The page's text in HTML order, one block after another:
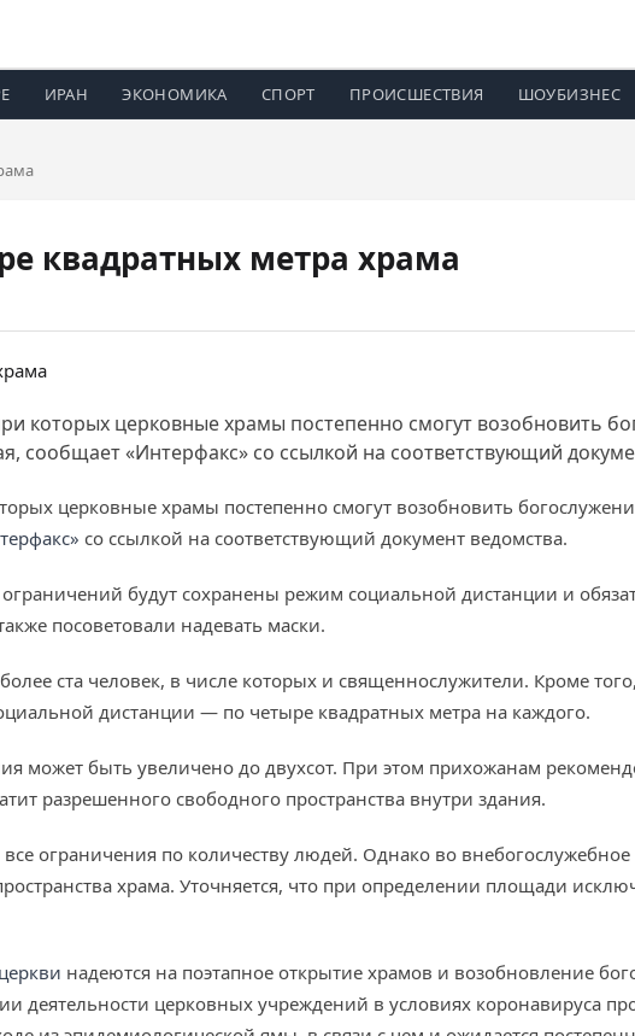
ИРАН ЭКОНОМИКА СПОРТ ПРОИСШЕСТВИЯ ШОУБИЗНЕС
квадратных метра храма
которых церковные храмы постепенно смогут возобновить
сообщает «Интерфакс» со ссылкой на соответствующий
церковные храмы постепенно смогут возобновить
со ссылкой на соответствующий документ ведомства.
будут сохранены режим социальной дистанции и
посоветовали надевать маски.
ста человек, в числе которых и священнослужители. Кроме
дистанции — по четыре квадратных метра на каждого.
может быть увеличено до двухсот. При этом прихожанам
разрешенного свободного пространства внутри здания.
ограничения по количеству людей. Однако во
храма. Уточняется, что при определении площади
надеются на поэтапное открытие храмов и возобновление
деятельности церковных учреждений в условиях коронавируса